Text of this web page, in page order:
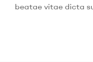
beatae vitae dicta